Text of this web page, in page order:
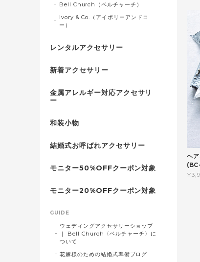
ヘ
Bell Church（ベルチャーチ）
Ivory & Co.（アイボリーアンドコ
ー）
レンタルアクセサリー
新着アクセサリー
金属アレルギー対応アクセサリ
ー
和装小物
結婚式お呼ばれアクセサリー
モニター50%OFFクーポン対象
モニター20%OFFクーポン対象
GUIDE
ウェディングアクセサリーショップ
｜ Bell Church〈ベルチャーチ〉に
ついて
花嫁様のための結婚式準備ブログ